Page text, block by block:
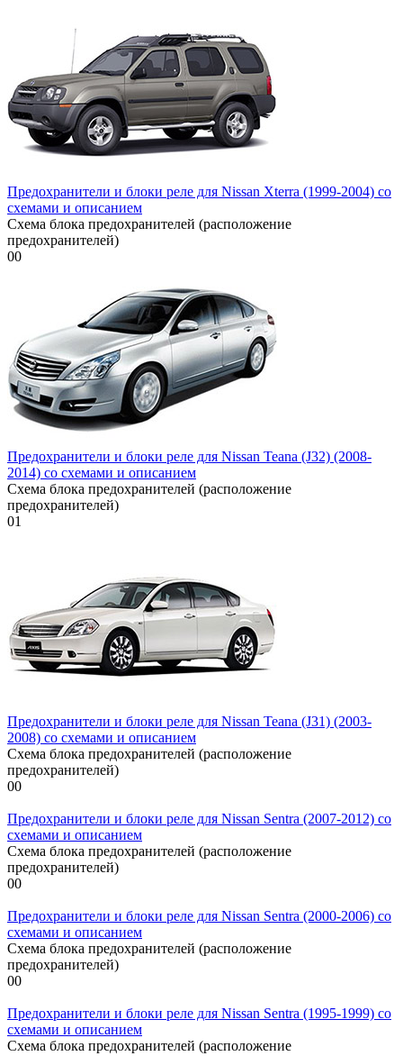
Предохранители и блоки реле для Nissan Xterra (1999-2004) со
схемами и описанием
Схема блока предохранителей (расположение
предохранителей)
00
Предохранители и блоки реле для Nissan Teana (J32) (2008-
2014) со схемами и описанием
Схема блока предохранителей (расположение
предохранителей)
01
Предохранители и блоки реле для Nissan Teana (J31) (2003-
2008) со схемами и описанием
Схема блока предохранителей (расположение
предохранителей)
00
Предохранители и блоки реле для Nissan Sentra (2007-2012) со
схемами и описанием
Схема блока предохранителей (расположение
предохранителей)
00
Предохранители и блоки реле для Nissan Sentra (2000-2006) со
схемами и описанием
Схема блока предохранителей (расположение
предохранителей)
00
Предохранители и блоки реле для Nissan Sentra (1995-1999) со
схемами и описанием
Схема блока предохранителей (расположение